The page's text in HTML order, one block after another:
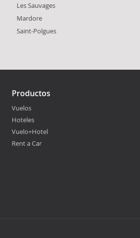
Les Sauvages
Mardore
Saint-Polgues
Productos
Vuelos
Hoteles
Vuelo+Hotel
Rent a Car